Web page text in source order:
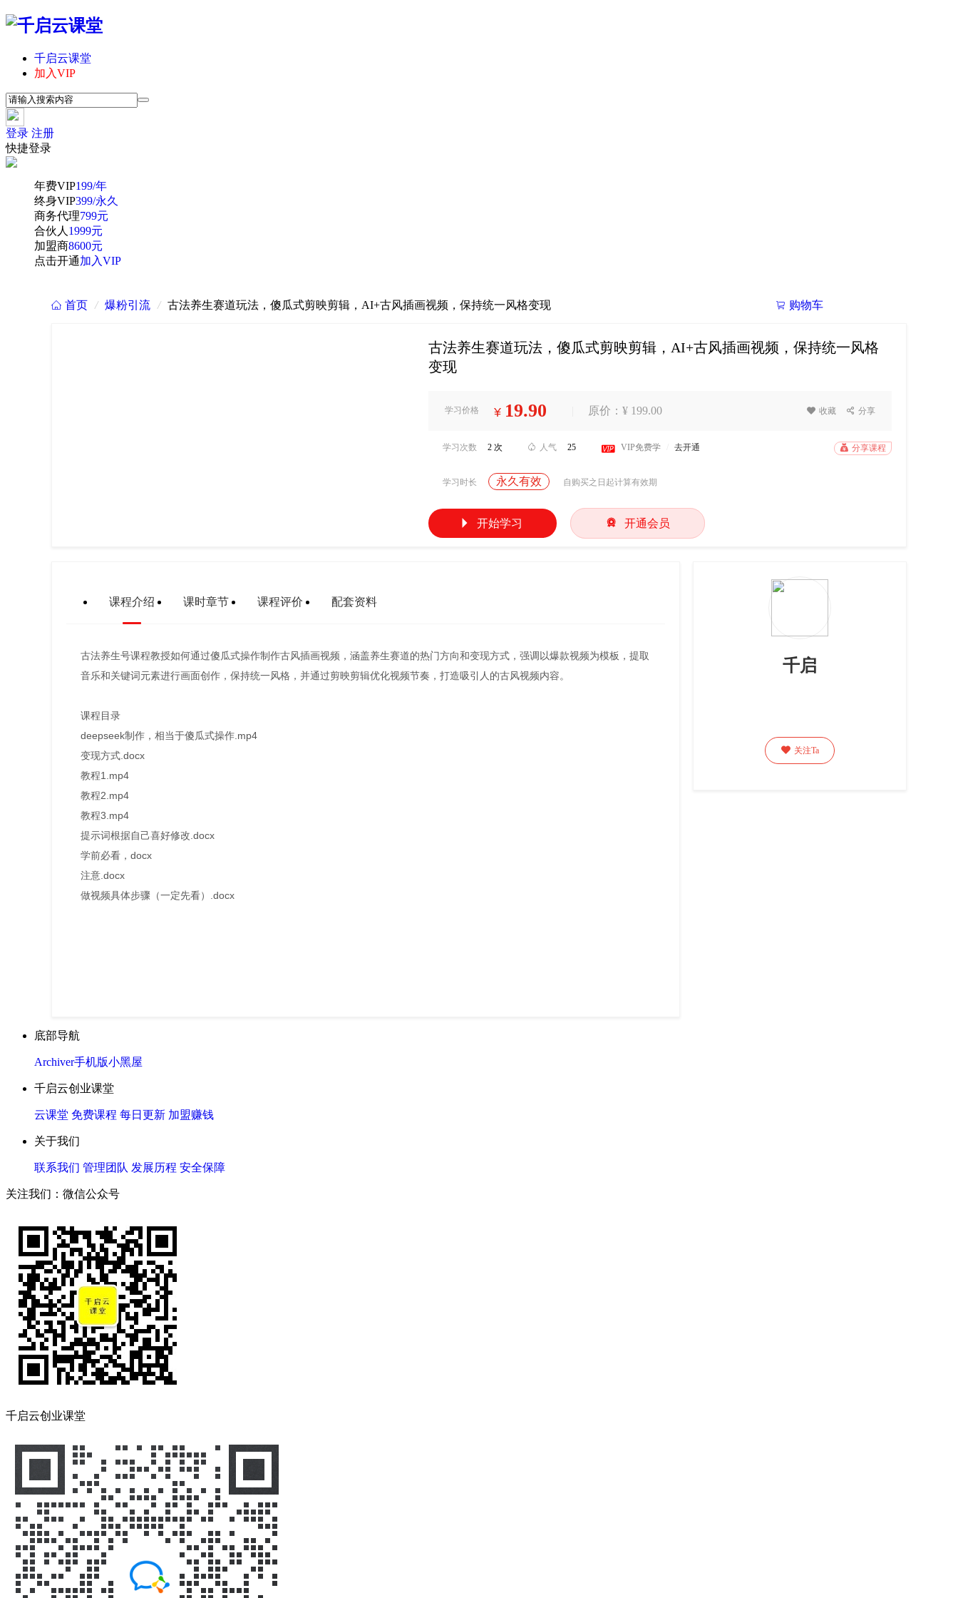
千启云课堂
加入VIP
登录 注册
快捷登录
年费VIP199/年
终身VIP399/永久
商务代理799元
合伙人 1999元
加盟商8600元
点击开通加入VIP
 购物车
 首页 / 爆粉引流 / 古法养生赛道玩法，傻瓜式剪映剪辑，AI+古风插画视频，保持统一风格变现
古法养生赛道玩法，傻瓜式剪映剪辑，AI+古风插画视频，保持统一风格
变现
学习价格 ¥ 19.90 原价：¥ 199.00  收藏  分享
学习次数 2 次  人气 25  VIP免费学 去开通  分享课程
学习时长 永久有效 自购买之日起计算有效期
 开始学习  开通会员
课程介绍 课时章节 课程评价 配套资料
古法养生号课程教授如何通过傻瓜式操作制作古风插画视频，涵盖养生赛道的热门方向和变现方式，强调以爆款视频为模板，提取
音乐和关键词元素进行画面创作，保持统一风格，并通过剪映剪辑优化视频节奏，打造吸引人的古风视频内容。
课程目录
deepseek制作，相当于傻瓜式操作.mp4
变现方式.docx
教程1.mp4
教程2.mp4
教程3.mp4
提示词根据自己喜好修改.docx
学前必看，docx
注意.docx
做视频具体步骤（一定先看）.docx
千启
 关注Ta
底部导航
Archiver手机版小黑屋
千启云创业课堂
云课堂 免费课程 每日更新 加盟赚钱
关于我们
联系我们 管理团队 发展历程 安全保障
关注我们：微信公众号
千启云创业课堂